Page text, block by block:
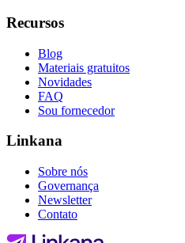
Recursos
Blog
Materiais gratuitos
Novidades
FAQ
Sou fornecedor
Linkana
Sobre nós
Governança
Newsletter
Contato